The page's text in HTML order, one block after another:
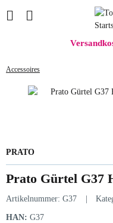
Accessoires
PRATO
Prato Gürtel G37
Artikelnummer: G37
HAN: G37